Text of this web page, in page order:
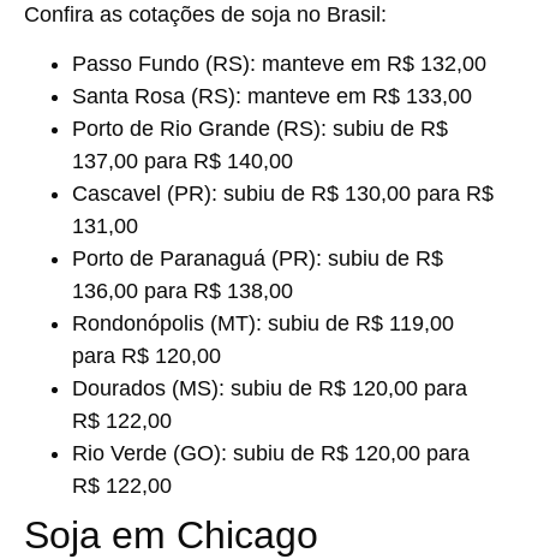
Confira as cotações de soja no Brasil:
Passo Fundo (RS): manteve em R$ 132,00
Santa Rosa (RS): manteve em R$ 133,00
Porto de Rio Grande (RS): subiu de R$
137,00 para R$ 140,00
Cascavel (PR): subiu de R$ 130,00 para R$
131,00
Porto de Paranaguá (PR): subiu de R$
136,00 para R$ 138,00
Rondonópolis (MT): subiu de R$ 119,00
para R$ 120,00
Dourados (MS): subiu de R$ 120,00 para
R$ 122,00
Rio Verde (GO): subiu de R$ 120,00 para
R$ 122,00
Soja em Chicago